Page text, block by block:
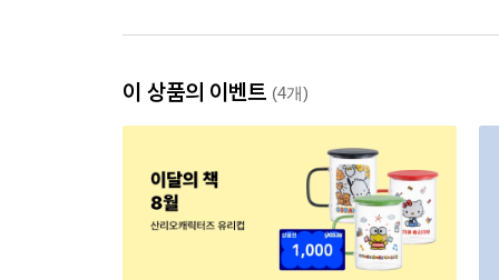
이 상품의 이벤트 (4개)